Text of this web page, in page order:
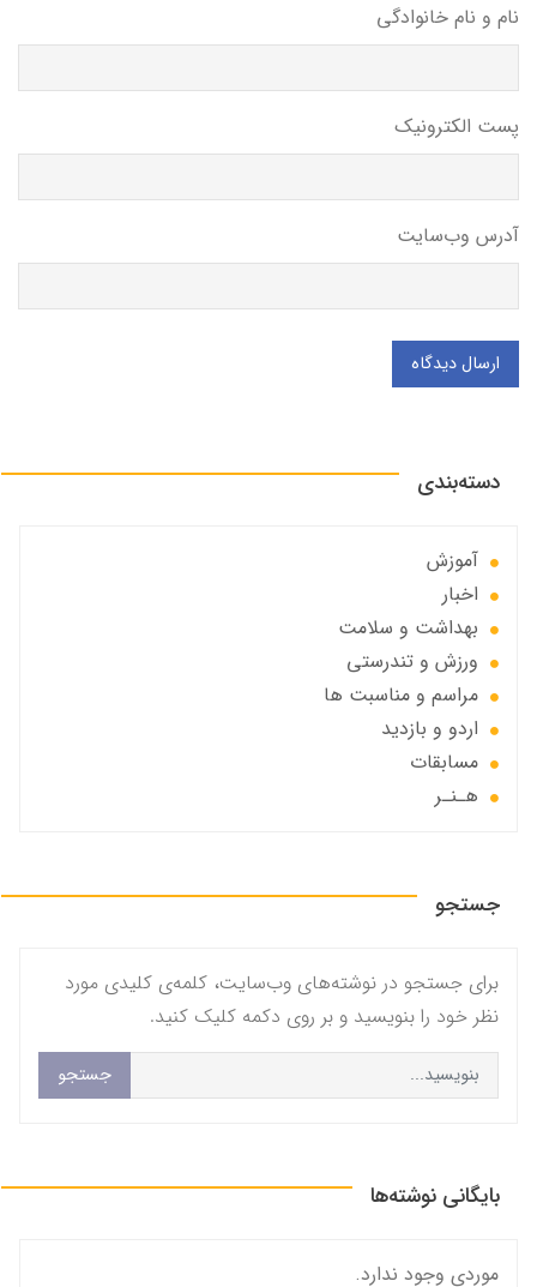
نام و نام خانوادگی
پست الکترونیک
آدرس وب‌سایت
ارسال دیدگاه
دسته‌بندی
آموزش
اخبار
بهداشت و سلامت
ورزش و تندرستی
مراسم و مناسبت ها
اردو و بازدید
مسابقات
هـنـر
جستجو
برای جستجو در نوشته‌های وب‌سایت، کلمه‌ی کلیدی مورد
نظر خود را بنویسید و بر روی دکمه کلیک کنید.
جستجو
بایگانی نوشته‌ها
موردی وجود ندارد.